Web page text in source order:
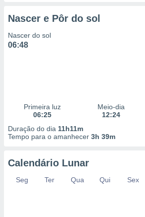
Nascer e Pôr do sol
Nascer do sol
06:48
Primeira luz
06:25
Meio-dia
12:24
Duração do dia 11h11m
Tempo para o amanhecer 3h 39m
Calendário Lunar
Seg Ter Qua Qui Sex